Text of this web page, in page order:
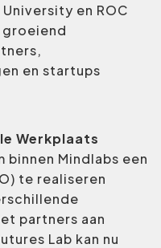
en ROC
groeiend
en startups
Werkplaats
Mindlabs een
te realiseren
partners aan
Lab kan nu